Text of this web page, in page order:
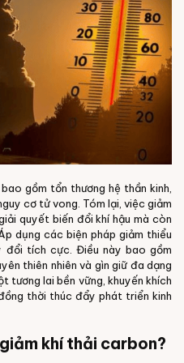
gồm tổn thương hệ thần kinh,
cơ tử vong. Tóm lại, việc giảm
quyết biến đổi khí hậu mà còn
dụng các biện pháp giảm thiểu
đổi tích cực. Điều này bao gồm
thiên nhiên và gìn giữ đa dạng
tương lai bền vững, khuyến khích
thời thúc đẩy phát triển kinh
khí thải carbon?